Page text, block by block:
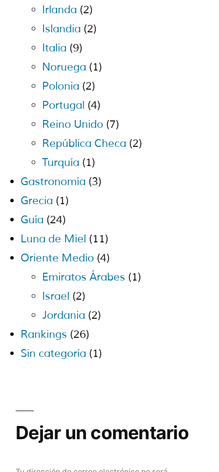
Irlanda (2)
Islandia (2)
Italia (9)
Noruega (1)
Polonia (2)
Portugal (4)
Reino Unido (7)
República Checa (2)
Turquía (1)
Gastronomía (3)
Grecia (1)
Guía (24)
Luna de Miel (11)
Oriente Medio (4)
Emiratos Árabes (1)
Israel (2)
Jordania (2)
Rankings (26)
Sin categoría (1)
Dejar un comentario